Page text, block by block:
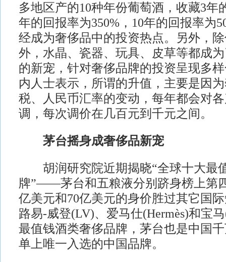
多地区产的10种年份葡萄酒，收藏3年
年的回报率为350%，10年的回报率为
经成为奢侈品中的投资热点。另外，
外，水晶、瓷器、玩具、皮草等都成
的新宠，针对奢侈品牌的投资呈现多
内人士表示，所谓的升值，主要是因
税、人民币汇率的变动，每年都会对
调，每次调价在几百元到千元之间。
茅台摇身成奢侈品新宠
胡润研究院近期揭晓“全球十大最
牌”——茅台和五粮液分别跻身榜上第
亿美元和70亿美元的身价胜过其它国
路易-威登(LV)、爱马仕(Hermès)和宝
最值钱酒类奢侈品牌，茅台也是中国
单上唯一入选的中国品牌。